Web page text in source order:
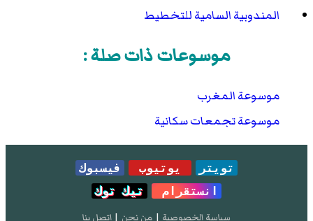
المندوبية السامية للتخطيط
موسوعات ذات صلة :
موسوعة المغرب
موسوعة تجمعات سكانية
تويتر يوتيوب
فيسبوك
انستقرام
تيك توك
سياسة الخصوصية | من نحن | إتصل بنا